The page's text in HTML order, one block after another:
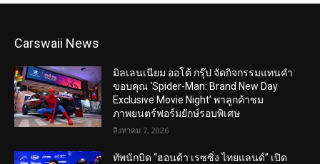
Carswaii News
มิลเลนเนียม ออโต้ กรุ๊ป จัดกิจกรรมแทนคำ
ขอบคุณ ‘Spider-Man: Brand New Day
Exclusive Movie Night’ พาลูกค้าชม
ภาพยนตร์ฟอร์มยักษ์รอบพิเศษ
สิงหาคม 7, 2026
ทัพนักบิด “ฮอนด้า เรซซิ่ง ไทยแลนด์” เปิด